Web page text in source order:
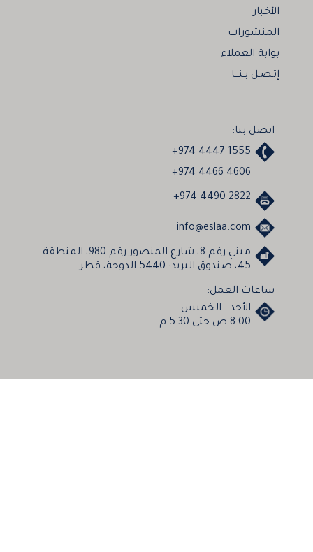
الأخبار
المنشورات
بوابة العملاء
إتـصـل بـنـــا
اتصل بنا:
+974 4447 1555
+974 4466 4606
+974 4490 2822
info@eslaa.com
مبني رقم 8، شارع المنصور رقم 980، المنطقة
45، صندوق البريد: 5440 الدوحة، قطر
ساعات العمل:
الأحد - الخميس
8:00 ص حتي 5:30 م